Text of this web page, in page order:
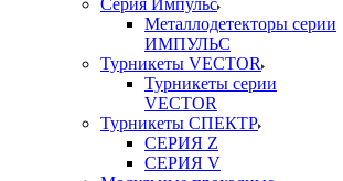
Серия Импульс
Металлодетекторы серии
ИМПУЛЬС
Турникеты VECTOR
Турникеты серии
VECTOR
Турникеты СПЕКТР
СЕРИЯ Z
СЕРИЯ V